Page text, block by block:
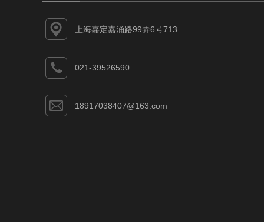
上海嘉定嘉涌路99弄6号713
021-39526590
18917038407@163.com